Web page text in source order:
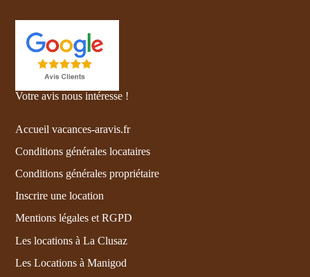
Votre avis nous intéresse !
Accueil vacances-aravis.fr
Conditions générales locataires
Conditions générales propriétaire
Inscrire une location
Mentions légales et RGPD
Les locations à La Clusaz
Les Locations à Manigod